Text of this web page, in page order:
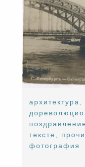
архитектура
тексте
фотография